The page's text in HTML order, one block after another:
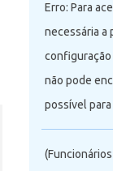
Erro: Para
necessária a
configuração
não pode
possível